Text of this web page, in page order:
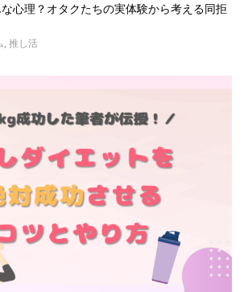
心理？オタクたちの実体験から考える同拒
, 推し活